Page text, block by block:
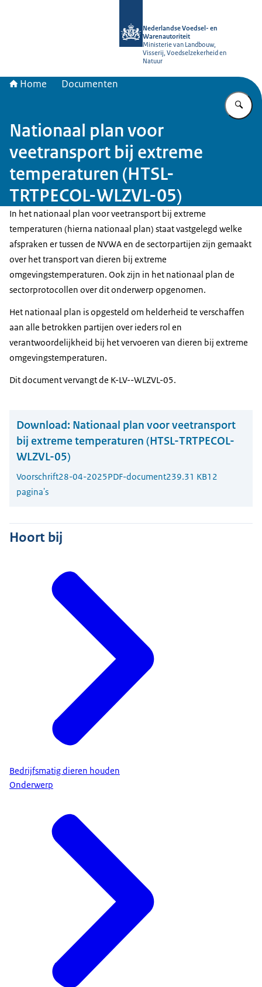
Nederlandse Voedsel- en
Warenautoriteit
Ministerie van Landbouw,
Visserij, Voedselzekerheid en
Natuur
Home Documenten
Nationaal plan voor
veetransport bij extreme
temperaturen (HTSL-
TRTPECOL-WLZVL-05)
In het nationaal plan voor veetransport bij extreme
temperaturen (hierna nationaal plan) staat vastgelegd welke
afspraken er tussen de NVWA en de sectorpartijen zijn gemaakt
over het transport van dieren bij extreme
omgevingstemperaturen. Ook zijn in het nationaal plan de
sectorprotocollen over dit onderwerp opgenomen.
Het nationaal plan is opgesteld om helderheid te verschaffen
aan alle betrokken partijen over ieders rol en
verantwoordelijkheid bij het vervoeren van dieren bij extreme
omgevingstemperaturen.
Dit document vervangt de K-LV--WLZVL-05.
Download: Nationaal plan voor veetransport
bij extreme temperaturen (HTSL-TRTPECOL-
WLZVL-05)
Voorschrift28-04-2025PDF-document239.31 KB12
pagina's
Hoort bij
Bedrijfsmatig dieren houden
Onderwerp